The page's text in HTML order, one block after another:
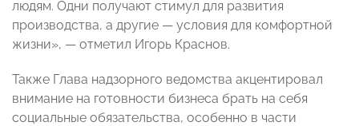
людям. Одни получают стимул для развития
производства, а другие — условия для комфортной
жизни», — отметил Игорь Краснов.
Также Глава надзорного ведомства акцентировал
внимание на готовности бизнеса брать на себя
социальные обязательства, особенно в части